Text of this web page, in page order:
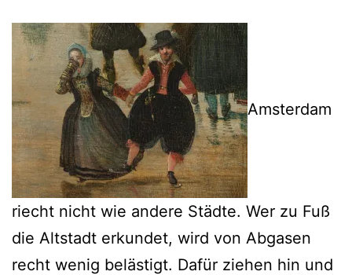
Amsterdam
riecht nicht wie andere Städte. Wer zu Fuß
die Altstadt erkundet, wird von Abgasen
recht wenig belästigt. Dafür ziehen hin und